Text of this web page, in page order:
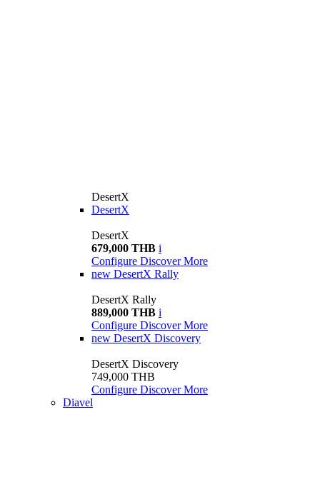
DesertX
DesertX
DesertX
679,000 THB i
Configure Discover More
new DesertX Rally
DesertX Rally
889,000 THB i
Configure Discover More
new DesertX Discovery
DesertX Discovery
749,000 THB
Configure Discover More
Diavel